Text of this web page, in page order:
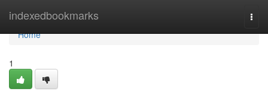
indexedbookmarks
Home
Home
1